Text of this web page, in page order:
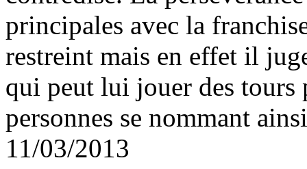
principales avec la
restreint mais en effet il
qui peut lui jouer des tours
personnes se nommant
11/03/2013